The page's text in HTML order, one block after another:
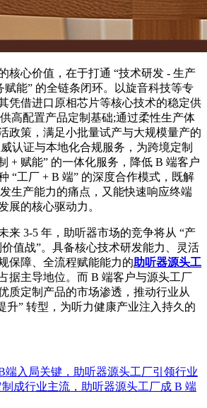
心价值，在于打通 “技术研发 - 生产
赋能” 的全链条闭环。以旋音科技等专
凭借进口原相芯片等核心技术的稳定供
高配置产品定制基础;通过柔性生产体
政策，满足小批量试产与大规模量产的
认证与本地化合规服务，为跨境定制
+ 赋能” 的一体化服务，降低 B 端客户
“工厂 + B 端” 的深度合作模式，既解
生产能力的痛点，又能快速响应终端
展的核心驱动力。
3-5 年，助听器市场的竞争将从 “产
值战”。具备核心技术研发能力、灵活
保障、全流程赋能能力的助听器源头工
据主导地位。而 B 端客户与源头工厂
质定制产品的市场渗透，推动行业从
升” 转型，为听力健康产业注入持久的
端入局关键，助听器源头工厂引领行业
制成行业主流，助听器源头工厂成 B 端